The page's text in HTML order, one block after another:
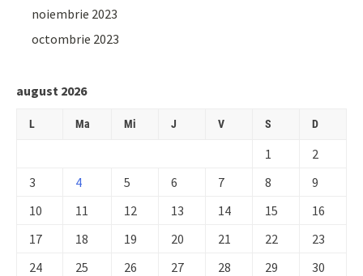
noiembrie 2023
octombrie 2023
august 2026
L Ma Mi J V S D
1
2
3
4 5 6 7 8
9
10
11 12 13 14 15
16
17
18 19 20 21 22
23
24
25 26 27 28 29
30